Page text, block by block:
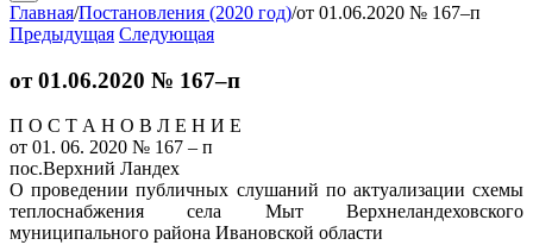
Главная/Постановления (2020 год)/от 01.06.2020 № 167–п
Предыдущая Следующая
от 01.06.2020 № 167–п
П О С Т А Н О В Л Е Н И Е
от 01. 06. 2020 № 167 – п
пос.Верхний Ландех
О проведении публичных слушаний по актуализации схемы
теплоснабжения села Мыт Верхнеландеховского
муниципального района Ивановской области